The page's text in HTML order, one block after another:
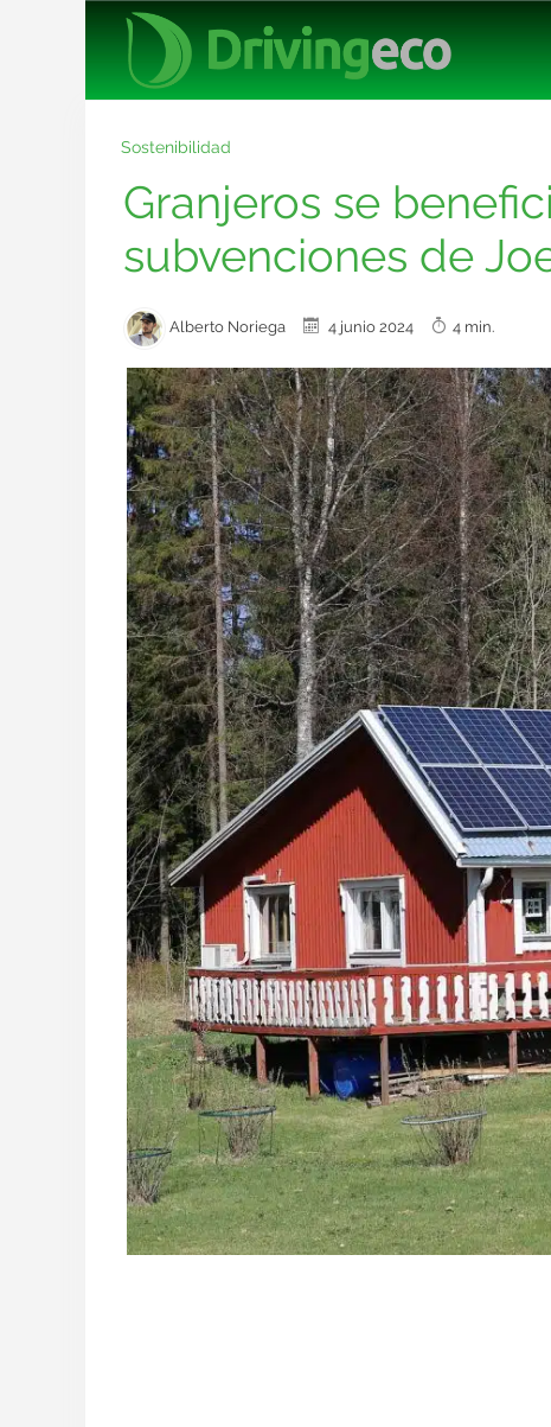
Sostenibilidad
Granjeros se
subvenciones de
Alberto Noriega 4 junio 2024 4 min.